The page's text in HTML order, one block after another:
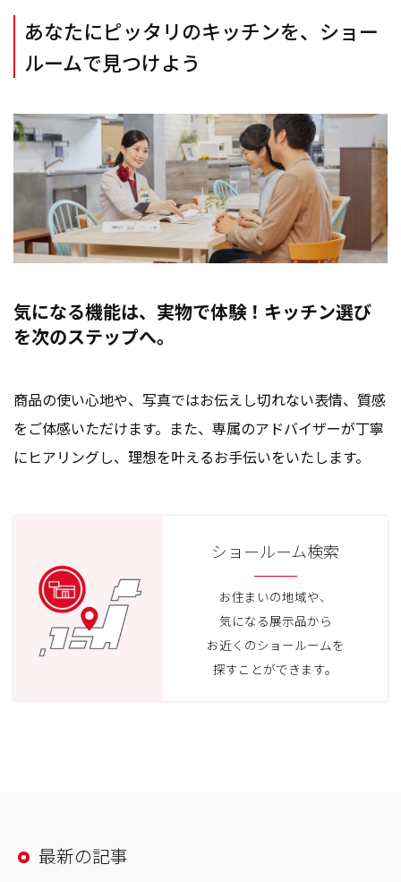
あなたにピッタリのキッチンを、ショー
ルームで見つけよう
気になる機能は、実物で体験！キッチン選び
を次のステップへ。
商品の使い心地や、写真ではお伝えし切れない表情、質感
をご体感いただけます。また、専属のアドバイザーが丁寧
にヒアリングし、理想を叶えるお手伝いをいたします。
ショールーム検索
お住まいの地域や、
気になる展示品から
お近くのショールームを
探すことができます。
最新の記事